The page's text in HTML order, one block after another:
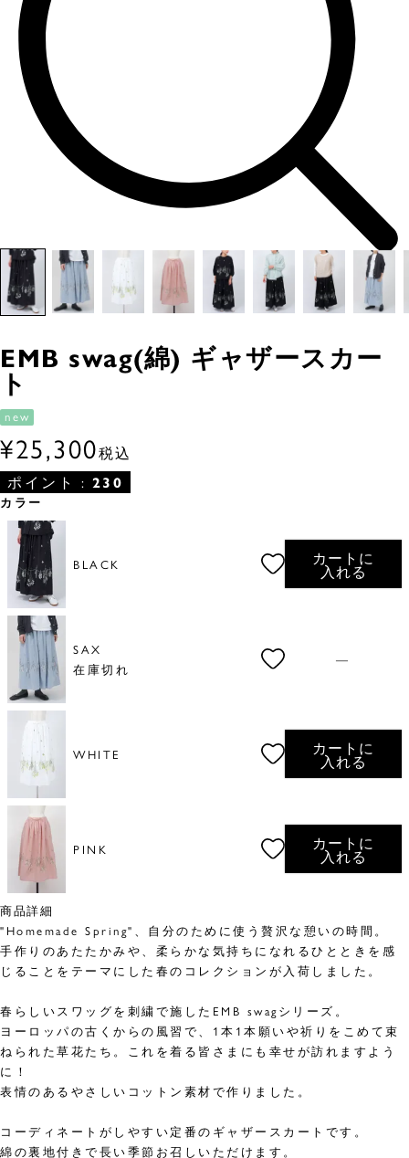
EMB swag(綿) ギャザースカー
ト
new
¥25,300税込
ポイント : 230
カラー
BLACK
カートに
入れる
SAX
在庫切れ
—
WHITE
カートに
入れる
PINK
カートに
入れる
商品詳細
"Homemade Spring"、自分のために使う贅沢な憩いの時間。
手作りのあたたかみや、柔らかな気持ちになれるひとときを感
じることをテーマにした春のコレクションが入荷しました。
春らしいスワッグを刺繍で施したEMB swagシリーズ。
ヨーロッパの古くからの風習で、1本1本願いや祈りをこめて束
ねられた草花たち。これを着る皆さまにも幸せが訪れますよう
に！
表情のあるやさしいコットン素材で作りました。
コーディネートがしやすい定番のギャザースカートです。
綿の裏地付きで長い季節お召しいただけます。